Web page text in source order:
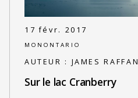
17 févr. 2017
MONONTARIO
AUTEUR : JAMES RAFFAN
Sur le lac Cranberry